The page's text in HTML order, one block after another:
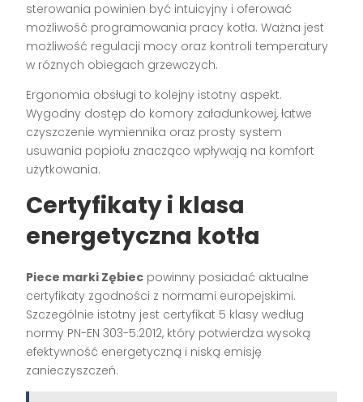
sterowania powinien być intuicyjny i oferować
możliwość programowania pracy kotła. Ważna jest
możliwość regulacji mocy oraz kontroli temperatury
w różnych obiegach grzewczych.
Ergonomia obsługi to kolejny istotny aspekt.
Wygodny dostęp do komory załadunkowej, łatwe
czyszczenie wymiennika oraz prosty system
usuwania popiołu znacząco wpływają na komfort
użytkowania.
Certyfikaty i klasa
energetyczna kotła
Piece marki Zębiec powinny posiadać aktualne
certyfikaty zgodności z normami europejskimi.
Szczególnie istotny jest certyfikat 5 klasy według
normy PN-EN 303-5:2012, który potwierdza wysoką
efektywność energetyczną i niską emisję
zanieczyszczeń.